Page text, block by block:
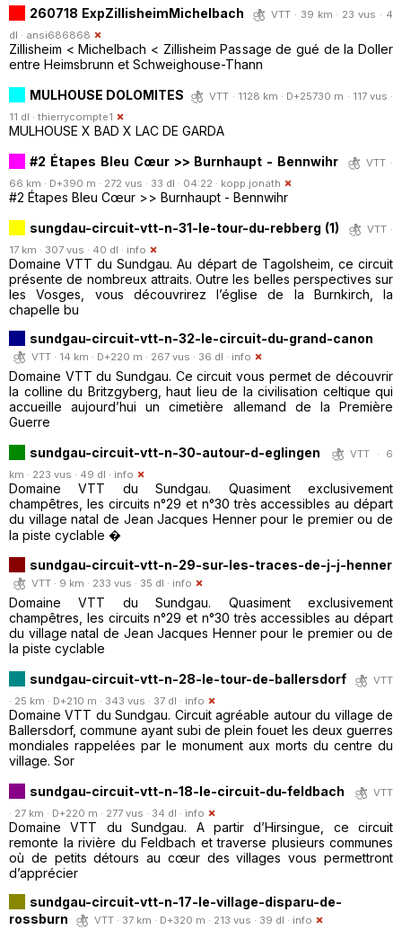
260718 ExpZillisheimMichelbach
VTT · 39 km · 23 vus · 4
dl · ansi686868
Zillisheim < Michelbach < Zillisheim Passage de gué de la Doller
entre Heimsbrunn et Schweighouse-Thann
MULHOUSE DOLOMITES
VTT · 1128 km · D+25730 m · 117 vus ·
11 dl · thierrycompte1
MULHOUSE X BAD X LAC DE GARDA
#2 Étapes Bleu Cœur >> Burnhaupt - Bennwihr
VTT ·
66 km · D+390 m · 272 vus · 33 dl · 04:22 · kopp.jonath
#2 Étapes Bleu Cœur >> Burnhaupt - Bennwihr
sungdau-circuit-vtt-n-31-le-tour-du-rebberg (1)
VTT ·
17 km · 307 vus · 40 dl · info
Domaine VTT du Sundgau. Au départ de Tagolsheim, ce circuit
présente de nombreux attraits. Outre les belles perspectives sur
les Vosges, vous découvrirez l’église de la Burnkirch, la
chapelle bu
sundgau-circuit-vtt-n-32-le-circuit-du-grand-canon
VTT · 14 km · D+220 m · 267 vus · 36 dl · info
Domaine VTT du Sundgau. Ce circuit vous permet de découvrir
la colline du Britzgyberg, haut lieu de la civilisation celtique qui
accueille aujourd’hui un cimetière allemand de la Première
Guerre
sundgau-circuit-vtt-n-30-autour-d-eglingen
VTT · 6
km · 223 vus · 49 dl · info
Domaine VTT du Sundgau. Quasiment exclusivement
champêtres, les circuits n°29 et n°30 très accessibles au départ
du village natal de Jean Jacques Henner pour le premier ou de
la piste cyclable �
sundgau-circuit-vtt-n-29-sur-les-traces-de-j-j-henner
VTT · 9 km · 233 vus · 35 dl · info
Domaine VTT du Sundgau. Quasiment exclusivement
champêtres, les circuits n°29 et n°30 très accessibles au départ
du village natal de Jean Jacques Henner pour le premier ou de
la piste cyclable
sundgau-circuit-vtt-n-28-le-tour-de-ballersdorf
VTT
· 25 km · D+210 m · 343 vus · 37 dl · info
Domaine VTT du Sundgau. Circuit agréable autour du village de
Ballersdorf, commune ayant subi de plein fouet les deux guerres
mondiales rappelées par le monument aux morts du centre du
village. Sor
sundgau-circuit-vtt-n-18-le-circuit-du-feldbach
VTT
· 27 km · D+220 m · 277 vus · 34 dl · info
Domaine VTT du Sundgau. A partir d’Hirsingue, ce circuit
remonte la rivière du Feldbach et traverse plusieurs communes
où de petits détours au cœur des villages vous permettront
d’apprécier
sundgau-circuit-vtt-n-17-le-village-disparu-de-
rossburn
VTT · 37 km · D+320 m · 213 vus · 39 dl · info